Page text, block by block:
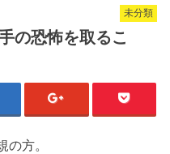
未分類
の恐怖を取るこ
の方。